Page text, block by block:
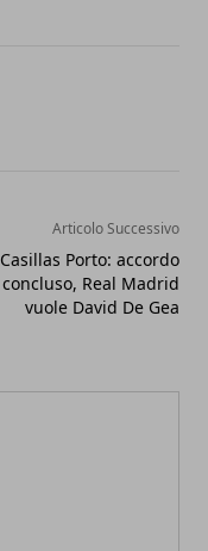
Articolo Successivo
Casillas Porto: accordo
concluso, Real Madrid
vuole David De Gea